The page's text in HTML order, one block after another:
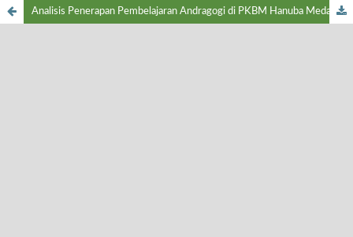
Analisis Penerapan Pembelajaran Andragogi di PKBM Hanuba Medan